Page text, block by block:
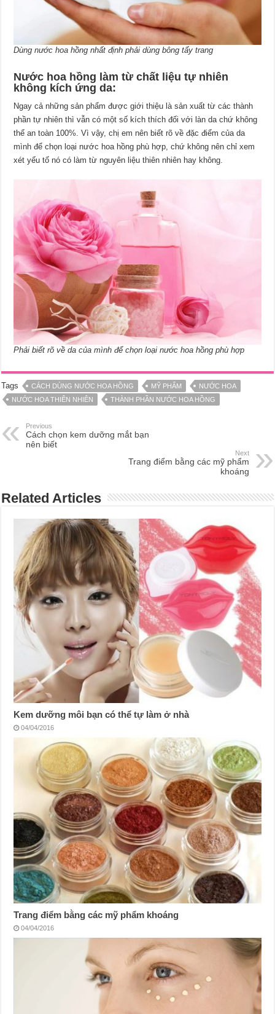
Dùng nước hoa hồng nhất định phải dùng bông tẩy trang
Nước hoa hồng làm từ chất liệu tự nhiên
không kích ứng da:
Ngay cả những sản phẩm được giới thiệu là sản xuất từ các thành
phần tự nhiên thì vẫn có một số kích thích đối với làn da chứ không
thể an toàn 100%. Vì vậy, chị em nên biết rõ về đặc điểm của da
mình để chọn loại nước hoa hồng phù hợp, chứ không nên chỉ xem
xét yếu tố nó có làm từ nguyên liệu thiên nhiên hay không.
Phải biết rõ về da của mình để chọn loại nước hoa hồng phù hợp
Tags CÁCH DÙNG NƯỚC HOA HỒNG MỸ PHẨM
NƯỚC HOA
NƯỚC HOA THIÊN NHIÊN
THÀNH PHẦN NƯỚC HOA HỒNG
Previous
Cách chọn kem dưỡng mắt bạn
nên biết
Next
Trang điểm bằng các mỹ phẩm
khoáng
Related Articles
Kem dưỡng môi bạn có thể tự làm ở nhà
04/04/2016
Trang điểm bằng các mỹ phẩm khoáng
04/04/2016